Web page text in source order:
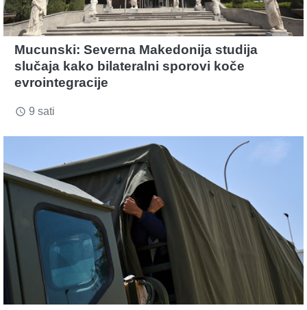
Mucunski: Severna Makedonija studija
slučaja kako bilateralni sporovi koče
evrointegracije
access_time 9 sati